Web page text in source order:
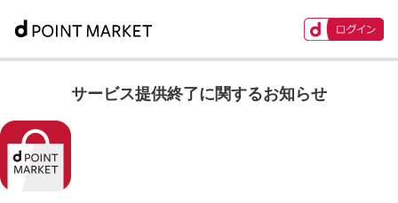
サービス提供終了に関するお知らせ